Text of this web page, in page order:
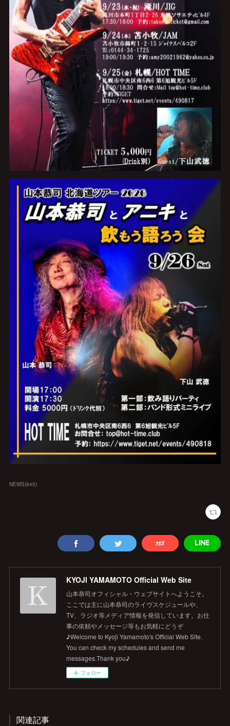
NEWS(845)
KYOJI YAMAMOTO Official Web Site
山本恭司オフィシャル・ウェブサイトへようこそ。
ここでは主に山本恭司のライヴスケジュールや、
TV、ラジオ等メディア情報を発信しています。お仕
事の依頼やメッセージ等もお気軽にどうぞ
♪Welcome to Kyoji Yamamoto's Official Web Site.
You can check my schedules and send me
messages.Thank you♪
フォロー
関連記事